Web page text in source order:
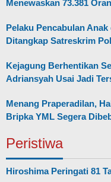
Menewaskan 73.381
Pelaku Pencabulan
Ditangkap Satreskrim
Kejagung Berhentikan
Adriansyah Usai Jadi
Menang Praperadilan,
Bripka YML Segera
Peristiwa
Hiroshima Peringati 81